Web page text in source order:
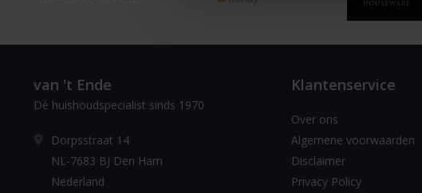
van 't Ende
Dè huishoudspecialist sinds 1970
Dorpsstraat 14
NL-7683 BJ Den Ham
Nederland
Klantenservice
Over ons
Algemene voorwaarden
Disclaimer
Privacy Policy